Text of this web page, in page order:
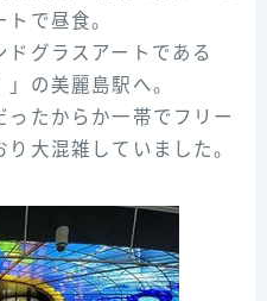
で昼食。
グラスアートである
」の美麗島駅へ。
たからか一帯でフリー
大混雑していました。